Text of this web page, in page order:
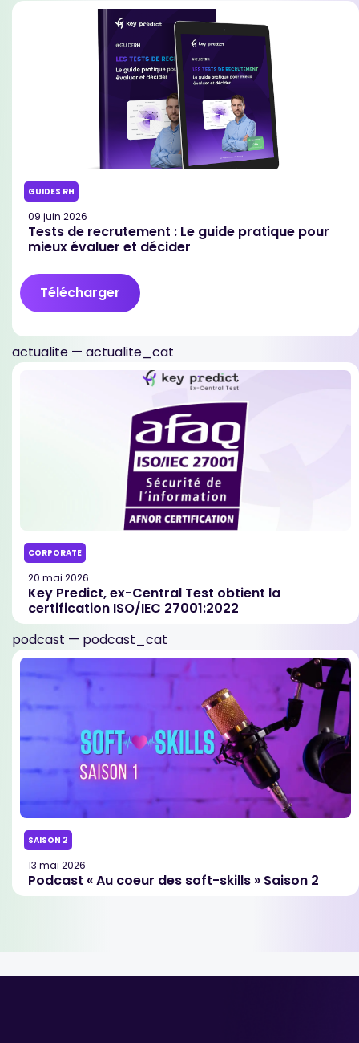
GUIDES RH
09 juin 2026
Tests de recrutement : Le guide pratique pour
mieux évaluer et décider
Télécharger
actualite — actualite_cat
CORPORATE
20 mai 2026
Key Predict, ex-Central Test obtient la
certification ISO/IEC 27001:2022
podcast — podcast_cat
SAISON 2
13 mai 2026
Podcast « Au coeur des soft-skills » Saison 2